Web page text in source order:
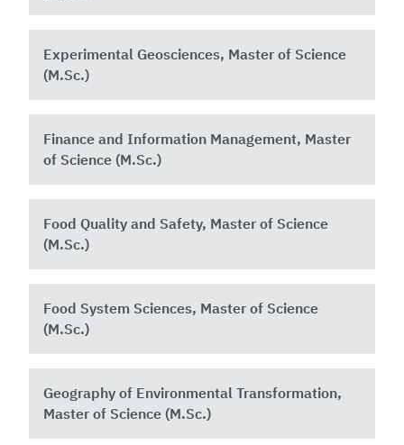
Experimental Geosciences, Master of Science
(M.Sc.)
Finance and Information Management, Master
of Science (M.Sc.)
Food Quality and Safety, Master of Science
(M.Sc.)
Food System Sciences, Master of Science
(M.Sc.)
Geography of Environmental Transformation,
Master of Science (M.Sc.)